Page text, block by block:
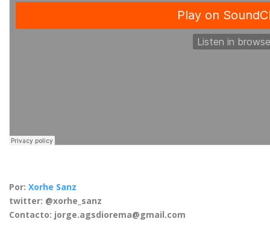
Por: Xorhe Sanz
twitter: @xorhe_sanz
Contacto: jorge.agsdiorema@gmail.com